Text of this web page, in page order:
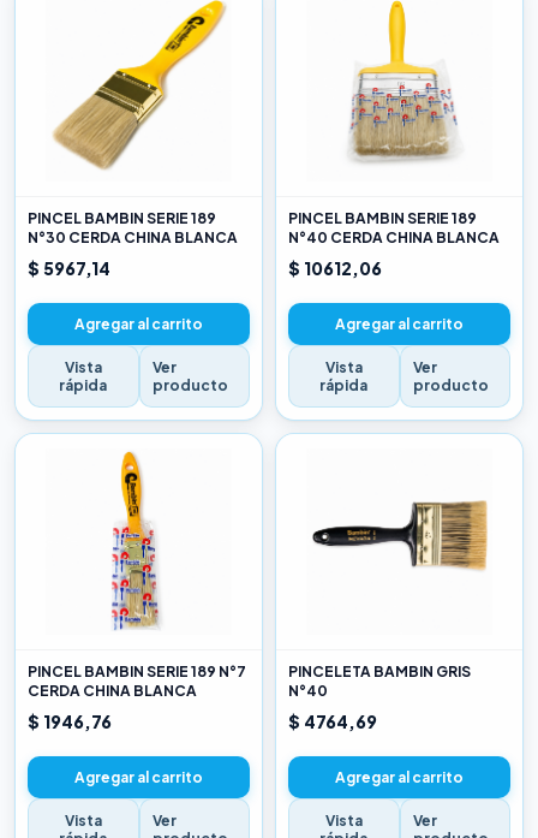
PINCEL BAMBIN SERIE 189
N°30 CERDA CHINA BLANCA
$ 5967,14
Agregar al carrito
Vista
rápida
Ver
producto
PINCEL BAMBIN SERIE 189
N°40 CERDA CHINA BLANCA
$ 10612,06
Agregar al carrito
Vista
rápida
Ver
producto
PINCEL BAMBIN SERIE 189 N°7
CERDA CHINA BLANCA
$ 1946,76
Agregar al carrito
Vista
Ver
PINCELETA BAMBIN GRIS
N°40
$ 4764,69
Agregar al carrito
Vista
Ver